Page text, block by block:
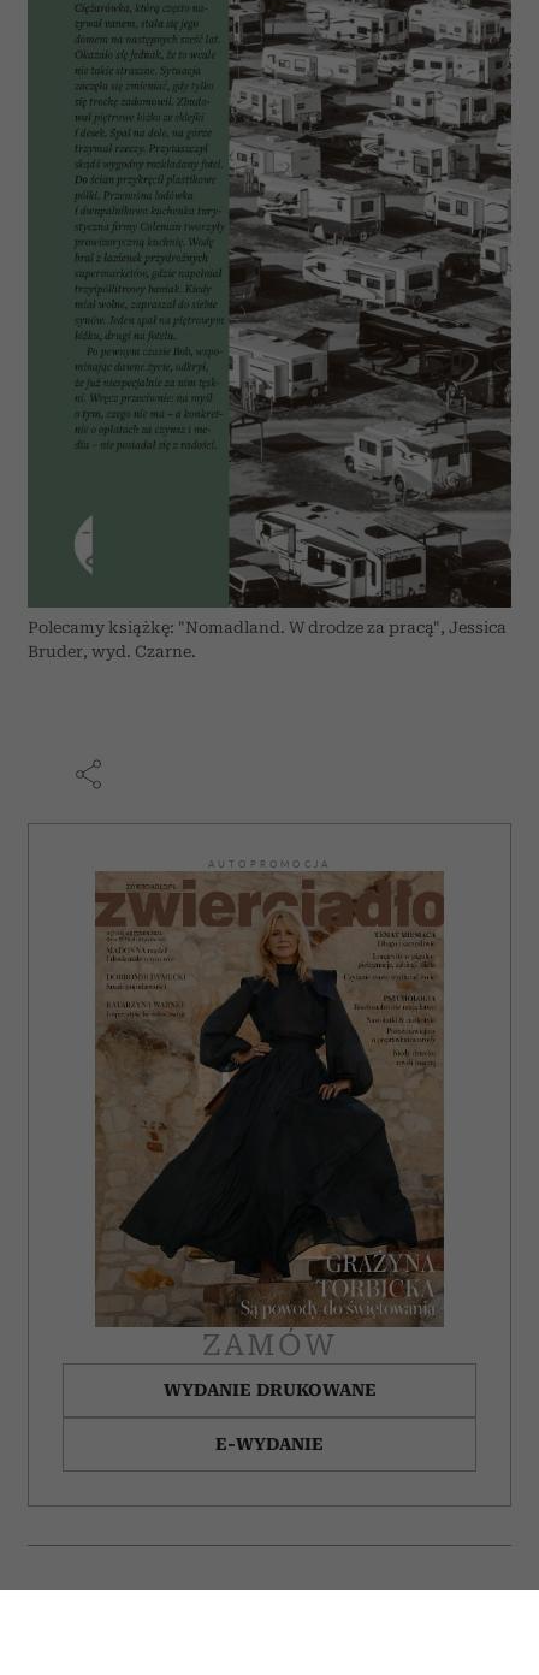
Polecamy książkę: "Nomadland. W drodze za pracą", Jessica
Bruder, wyd. Czarne.
AUTOPROMOCJA
ZAMÓW
WYDANIE DRUKOWANE
E-WYDANIE